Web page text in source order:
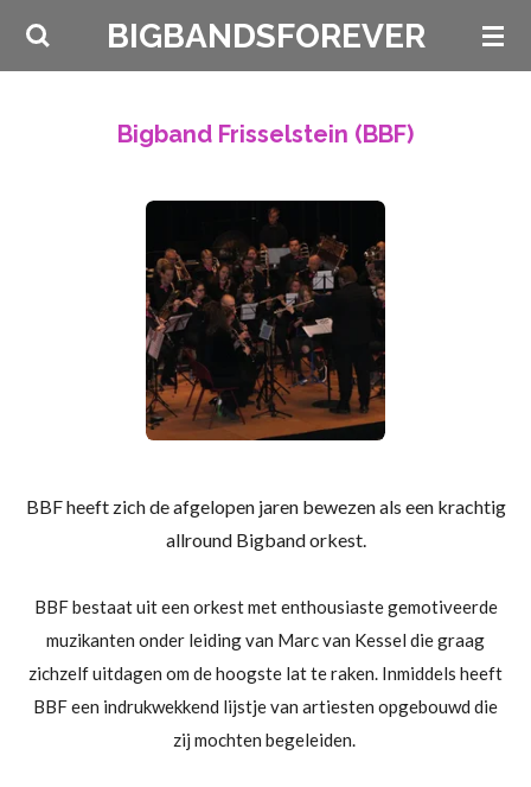
Ga
BIGBANDSFOREVER
Bigband Frisselstein (BBF)
BBF heeft zich de afgelopen jaren bewezen als een krachtig
allround Bigband orkest.
BBF bestaat uit een orkest met enthousiaste gemotiveerde
muzikanten onder leiding van Marc van Kessel die graag
zichzelf uitdagen om de hoogste lat te raken. Inmiddels heeft
BBF een indrukwekkend lijstje van artiesten opgebouwd die
zij mochten begeleiden.